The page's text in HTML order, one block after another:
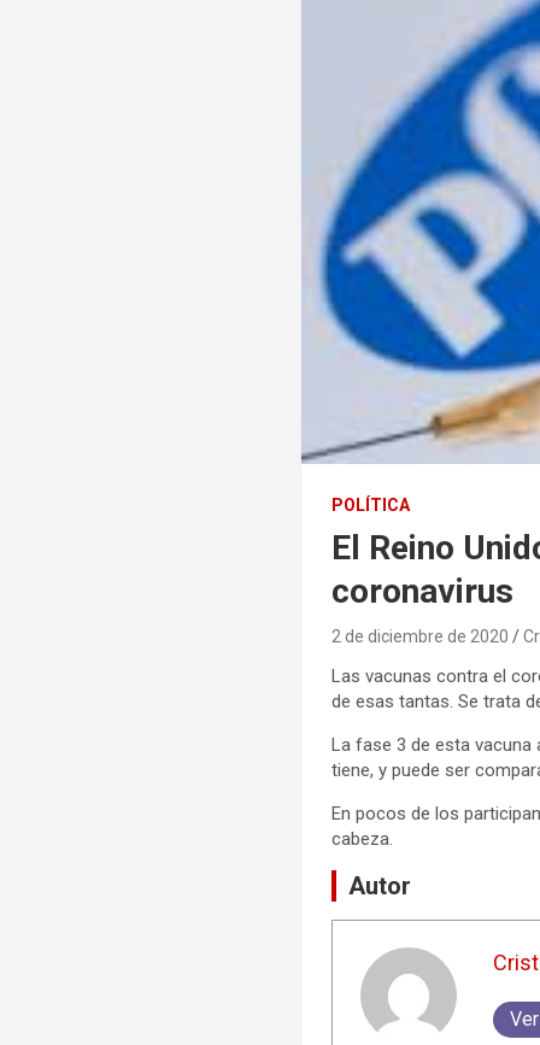
POLÍTICA
El Reino
coronavirus
2 de diciembre de 2020
Las vacunas contra el
de esas tantas. Se trata
La fase 3 de esta
tiene, y puede ser
En pocos de los
cabeza.
Autor